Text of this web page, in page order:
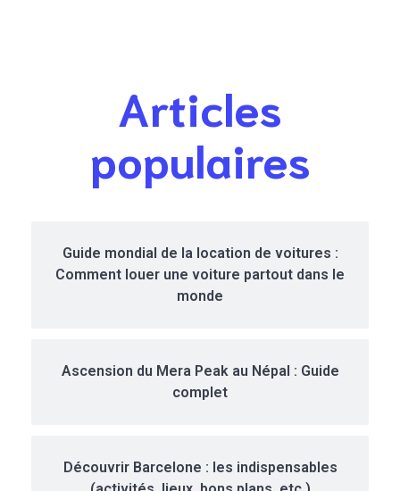
es en 48
heuresArticles
populaires
Guide mondial de la location de voitures :
Comment louer une voiture partout dans le
monde
Ascension du Mera Peak au Népal : Guide
complet
Découvrir Barcelone : les indispensables